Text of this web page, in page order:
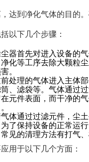
达到净化气体的目的
以下几个步骤：
器首先对进入设备的
化等工序去除大颗粒
。
处理的气体进入主体
、滤袋等。气体通过
元件表面，而干净的
体通过过滤元件，尘
了保持设备的正常运
见的清理方法有打气、
用于以下几个方面：